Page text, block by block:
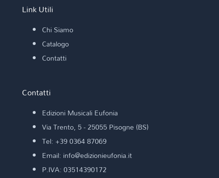
Link Utili
Chi Siamo
Catalogo
Contatti
Contatti
Edizioni Musicali Eufonia
Via Trento, 5 - 25055 Pisogne (BS)
Tel: +39 0364 87069
Email: info@edizionieufonia.it
P.IVA: 03514390172